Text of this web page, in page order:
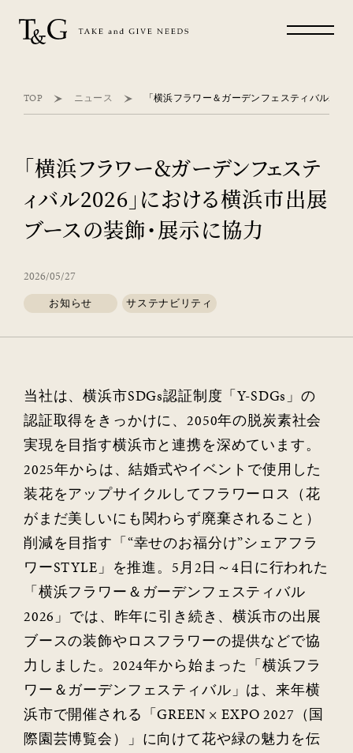
TOP ニュース
「横浜フラワー＆ガーデンフェステ
ィバル2026」における横浜市出展
ブースの装飾・展示に協力
2026/05/27
お知らせ サステナビリティ
当社は、横浜市SDGs認証制度「Y-SDGs」の
認証取得をきっかけに、2050年の脱炭素社会
実現を目指す横浜市と連携を深めています。
2025年からは、結婚式やイベントで使用した
装花をアップサイクルしてフラワーロス（花
がまだ美しいにも関わらず廃棄されること）
削減を目指す「“幸せのお福分け”シェアフラ
ワーSTYLE」を推進。5月2日～4日に行われた
「横浜フラワー＆ガーデンフェスティバル
2026」では、昨年に引き続き、横浜市の出展
ブースの装飾やロスフラワーの提供などで協
力しました。2024年から始まった「横浜フラ
ワー＆ガーデンフェスティバル」は、来年横
浜市で開催される「GREEN × EXPO 2027（国
際園芸博覧会）」に向けて花や緑の魅力を伝